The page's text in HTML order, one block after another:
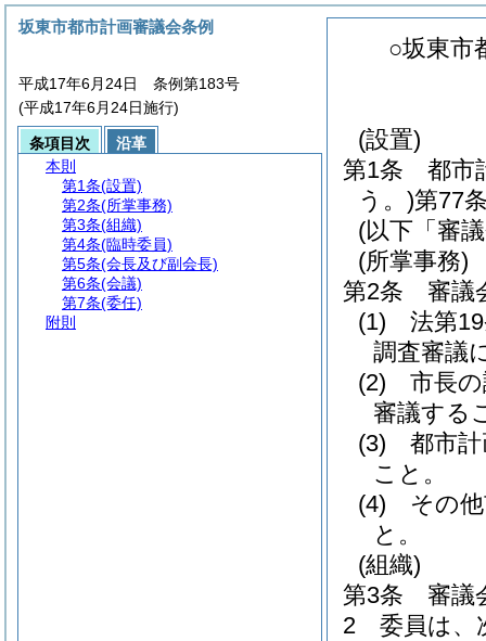
○坂東市
(設置)
第1条
都市
う。)第77
(以下「審
(所掌事務)
第2条
審議
(1)
法第
調査審議
(2)
市長
審議する
(3)
都市
こと。
(4)
その
と。
(組織)
第3条
審議
2
委員は、
坂東市都市計画審議会条例
平成17年6月24日 条例第183号
(平成17年6月24日施行)
条項目次
沿革
本則
第1条(設置)
第2条(所掌事務)
第3条(組織)
第4条(臨時委員)
第5条(会長及び副会長)
第6条(会議)
第7条(委任)
附則